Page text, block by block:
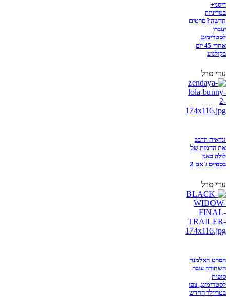
דיסני+
במדיניות
חדשה? סרטים
יעברו
לסטרימינג
אחרי 45 יום
בקולנוע
עדי פרל
זנדאיה תדבב
את הדמות של
לולה באני
בספייס ג'אם 2
עדי פרל
הסרט האלמנה
השחורה עובר
סופית
לסטרימינג, צפו
בטריילר החדש